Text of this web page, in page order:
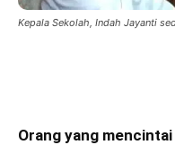
Kepala Sekolah, Indah Jayanti
Orang yang